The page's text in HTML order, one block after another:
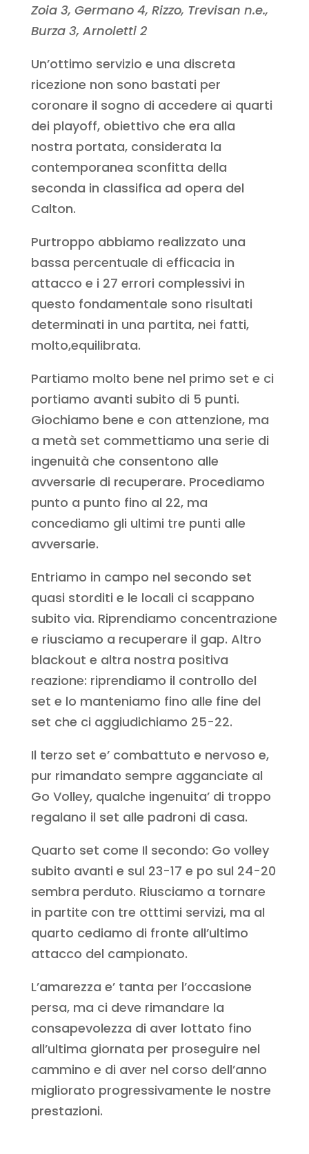
Zoia 3, Germano 4, Rizzo, Trevisan n.e.,
Burza 3, Arnoletti 2
Un’ottimo servizio e una discreta
ricezione non sono bastati per
coronare il sogno di accedere ai quarti
dei playoff, obiettivo che era alla
nostra portata, considerata la
contemporanea sconfitta della
seconda in classifica ad opera del
Calton.
Purtroppo abbiamo realizzato una
bassa percentuale di efficacia in
attacco e i 27 errori complessivi in
questo fondamentale sono risultati
determinati in una partita, nei fatti,
molto,equilibrata.
Partiamo molto bene nel primo set e ci
portiamo avanti subito di 5 punti.
Giochiamo bene e con attenzione, ma
a metà set commettiamo una serie di
ingenuità che consentono alle
avversarie di recuperare. Procediamo
punto a punto fino al 22, ma
concediamo gli ultimi tre punti alle
avversarie.
Entriamo in campo nel secondo set
quasi storditi e le locali ci scappano
subito via. Riprendiamo concentrazione
e riusciamo a recuperare il gap. Altro
blackout e altra nostra positiva
reazione: riprendiamo il controllo del
set e lo manteniamo fino alle fine del
set che ci aggiudichiamo 25-22.
Il terzo set e’ combattuto e nervoso e,
pur rimandato sempre agganciate al
Go Volley, qualche ingenuita’ di troppo
regalano il set alle padroni di casa.
Quarto set come Il secondo: Go volley
subito avanti e sul 23-17 e po sul 24-20
sembra perduto. Riusciamo a tornare
in partite con tre otttimi servizi, ma al
quarto cediamo di fronte all’ultimo
attacco del campionato.
L’amarezza e’ tanta per l’occasione
persa, ma ci deve rimandare la
consapevolezza di aver lottato fino
all’ultima giornata per proseguire nel
cammino e di aver nel corso dell’anno
migliorato progressivamente le nostre
prestazioni.